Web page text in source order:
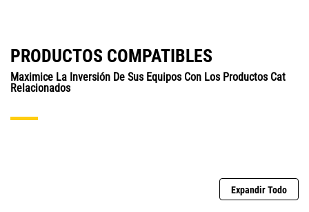
PRODUCTOS COMPATIBLES
Maximice La Inversión De Sus Equipos Con Los Productos Cat
Relacionados
Expandir Todo